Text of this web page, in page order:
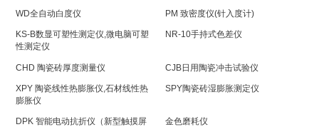
WD全自动白度仪 PM 致密度仪(针入度计)
KS-B数显可塑性测定仪,微电脑可塑
性测定仪
NR-10手持式色差仪
CHD 陶瓷砖厚度测量仪 CJB日用陶瓷冲击试验仪
XPY 陶瓷线性热膨胀仪,石材线性热
膨胀仪
SPY陶瓷砖湿膨胀测定仪
DPK 智能电动抗折仪（新型触摸屏
金色磨耗仪